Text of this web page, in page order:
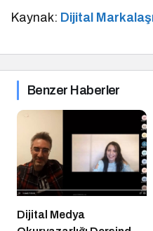
Kaynak: Dijital
Benzer Haberler
Dijital Medya